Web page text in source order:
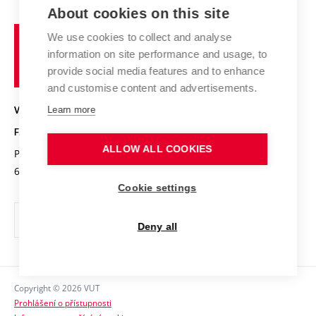
Studium a stáže v zahraničí
Pracovní nabídky
Den chemie
Chemici z VUT
Stipendia
Studijní předpisy
Výsledky VaV
Projekty
Úspěchy a ocenění
Konference a soutěže
Kvalifikační řízení
Fórum Chemistry and Life
Střední školy a FCH
Popularizace vědy
Organizační struktura
Historie fakulty
Kalendář akcí
Fotogalerie
Absolventi
Reklamní předměty
Fakultní časopis
Ochrana osobních údajů
Kontakty
Vysoké
učení
technické
v
VYSOKÉ UČENÍ TECHNICKÉ V BRNĚ
FAKULTA CHEMICKÁ
Purkyňova 464/118
612 00 Brno
www.fch.vut.cz
Copyright © 2026 VUT
Prohlášení o přístupnosti
About cookies on this site
We use cookies to collect and analyse
information on site performance and usage, to
provide social media features and to enhance
and customise content and advertisements.
Learn more
ALLOW ALL COOKIES
Cookie settings
Deny all